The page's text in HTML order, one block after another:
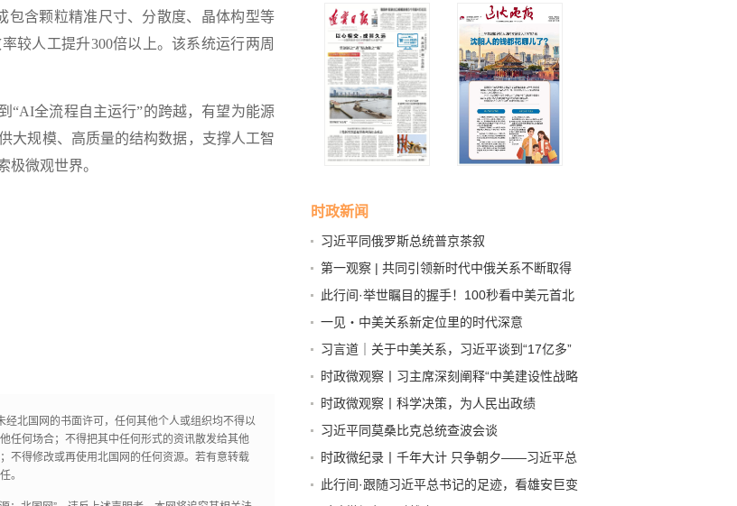
包含颗粒精准尺寸、分散度、晶体构型等
较人工提升300倍以上。该系统运行两周
全流程自主运行”的跨越，有望为能源
大规模、高质量的结构数据，支撑人工智
极微观世界。
北国网的书面许可，任何其他个人或组织均不得以
任何场合；不得把其中任何形式的资讯散发给其他
不得修改或再使用北国网的任何资源。若有意转载
。
时政新闻
习近平同俄罗斯总统普京茶叙
第一观察 | 共同引领新时代中俄关系不断取得
新成果
此行间·举世瞩目的握手！100秒看中美元首北
京会晤
一见・中美关系新定位里的时代深意
习言道｜关于中美关系，习近平谈到“17亿多”
和“80多亿”
时政微观察丨习主席深刻阐释“中美建设性战略
稳定关系”的核心要义
时政微观察丨科学决策，为人民出政绩
习近平同莫桑比克总统查波会谈
时政微纪录丨千年大计 只争朝夕——习近平总
书记赴河北雄安新区考察纪实
此行间·跟随习近平总书记的足迹，看雄安巨变